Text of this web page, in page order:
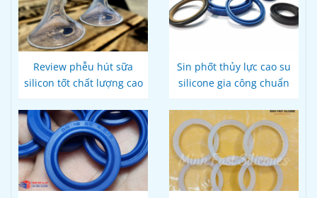
Review phễu hút sữa
silicon tốt chất lượng cao
Sin phốt thủy lực cao su
silicone gia công chuẩn